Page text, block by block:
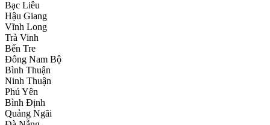
Bạc Liêu
Hậu Giang
Vĩnh Long
Trà Vinh
Bến Tre
Đông Nam Bộ
Bình Thuận
Ninh Thuận
Phú Yên
Bình Định
Quảng Ngãi